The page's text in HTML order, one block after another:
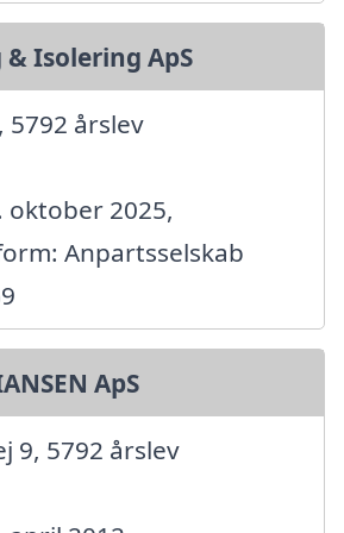
Isolering ApS
5792 årslev
oktober 2025,
Anpartsselskab
ApS
9, 5792 årslev